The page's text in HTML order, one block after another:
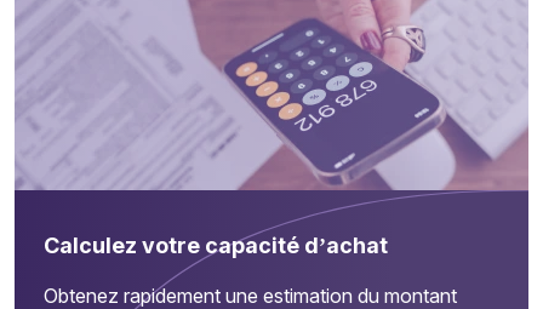
Calculez votre capacité d’achat
Obtenez rapidement une estimation du montant